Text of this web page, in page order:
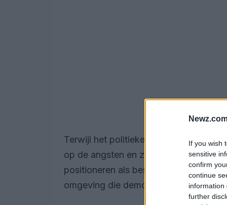
If you wish
sensitive
confirm
continue
information
further
Terwijl het politieke landschap
op de angsten en zorgen die
positioneren als beschermers van het
omgeving die democratische